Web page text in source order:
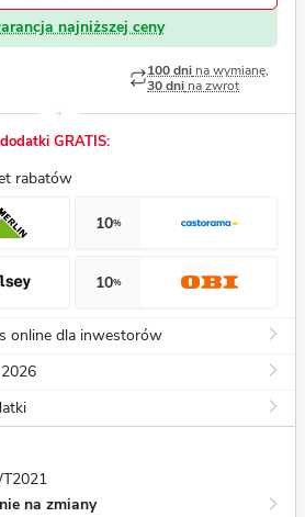
najniższej ceny
100 dni na wymianę,
30 dni na zwrot
GRATIS:
rabatów
10%
10%
online dla inwestorów
na zmiany